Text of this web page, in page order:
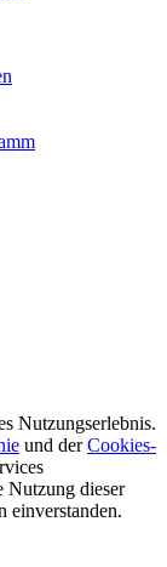
Nutzungserlebnis.
und derCookies-
Nutzung dieser
einverstanden.